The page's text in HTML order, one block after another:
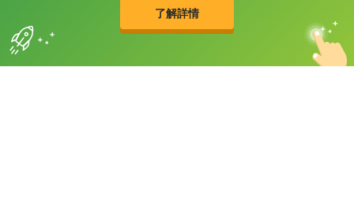
了解詳情
的品牌故事